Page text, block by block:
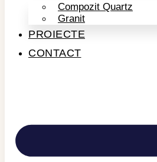
Compozit Quartz
Granit
PROIECTE
CONTACT